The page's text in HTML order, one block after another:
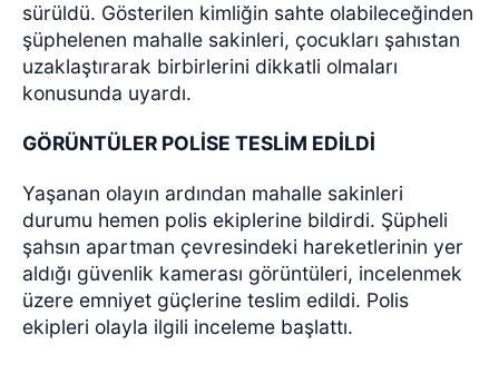
sürüldü. Gösterilen kimliğin sahte olabileceğinden
şüphelenen mahalle sakinleri, çocukları şahıstan
uzaklaştırarak birbirlerini dikkatli olmaları
konusunda uyardı.
GÖRÜNTÜLER POLİSE TESLİM EDİLDİ
Yaşanan olayın ardından mahalle sakinleri
durumu hemen polis ekiplerine bildirdi. Şüpheli
şahsın apartman çevresindeki hareketlerinin yer
aldığı güvenlik kamerası görüntüleri, incelenmek
üzere emniyet güçlerine teslim edildi. Polis
ekipleri olayla ilgili inceleme başlattı.